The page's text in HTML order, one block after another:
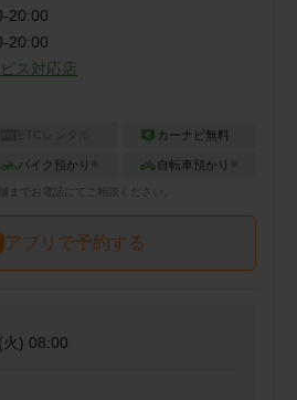
20:00
20:00
ス対応店
カーナビ無料
バイク預かり ※ 自転車預かり ※
までお電話にてご相談ください。
アプリで予約する
) 08:00